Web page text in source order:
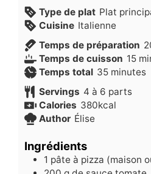
Type de plat Plat
Cuisine Italienne
Temps de préparation
Temps de cuisson 15
Temps total 35minutes
minutes
Servings 4 à 6 parts
Calories 380kcal
Author Élise
Ingrédients
1 pâte à pizza (maison